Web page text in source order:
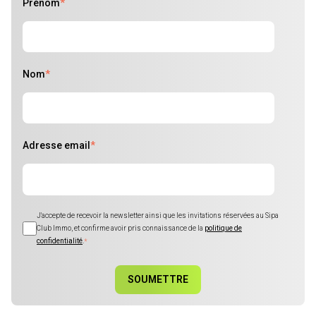
Prénom*
Nom*
Adresse email *
J'accepte de recevoir la newsletter ainsi que les invitations réservées au Sipa
Club Immo, et confirme avoir pris connaissance de la politique de
confidentialité*